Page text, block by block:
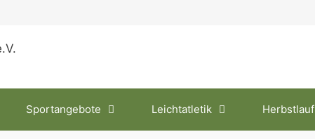
Sportangebote Leichtatletik Herbstlauf